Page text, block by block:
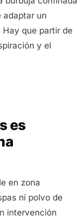
adaptar un
que partir de
y el
es
en zona
ni polvo de
intervención